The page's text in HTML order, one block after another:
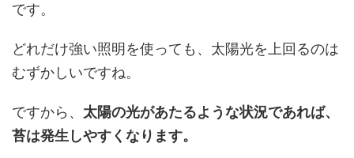
です。
どれだけ強い照明を使っても、太陽光を上回るのは
むずかしいですね。
ですから、 太陽の光があたるような状況であれば、
苔は発生しやすくなります。